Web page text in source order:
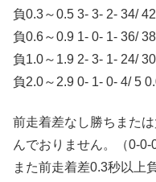
負0.3～0.5 3- 3- 2- 34/
負0.6～0.9 1- 0- 1- 36/
負1.0～1.9 2- 3- 1- 24/
負2.0～2.9 0- 1- 0- 4/ 5
前走着差なし勝ちまた
んでおりません。（0-0-
また前走着差0.3秒以上